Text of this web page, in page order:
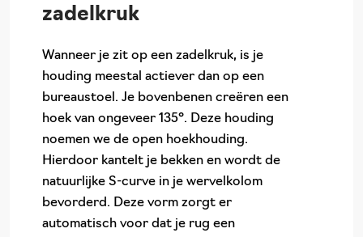
zadelkruk
Wanneer je zit op een zadelkruk, is je
houding meestal actiever dan op een
bureaustoel. Je bovenbenen creëren een
hoek van ongeveer 135°. Deze houding
noemen we de open hoekhouding.
Hierdoor kantelt je bekken en wordt de
natuurlijke S-curve in je wervelkolom
bevorderd. Deze vorm zorgt er
automatisch voor dat je rug een